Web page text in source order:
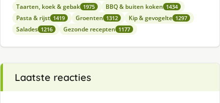
Taarten, koek & gebak 1975 BBQ & buiten koken 1434
Pasta & rijst 1419 Groenten 1312 Kip & gevogelte 1297
Salades 1216 Gezonde recepten 1177
Laatste reacties